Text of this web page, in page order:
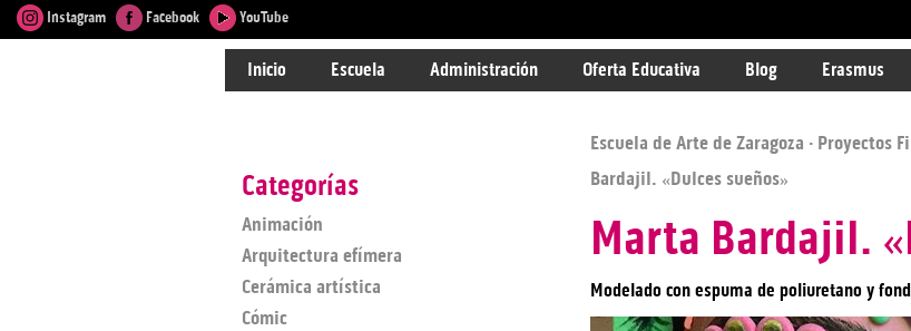
Instagram Facebook YouTube
Inicio Escuela Administración Oferta Educativa Blog Erasmus
Escuela de Arte de Zaragoza · Proyectos
Bardajil. «Dulces sueños»
Marta Bardajil.
Modelado con espuma de poliuretano y
Categorías
Animación
Arquitectura efímera
Cerámica artística
Cómic